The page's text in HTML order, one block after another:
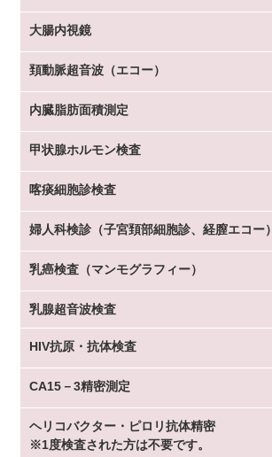
大腸内視鏡
頚動脈超音波（エコー）
内臓脂肪面積測定
甲状腺ホルモン検査
喀痰細胞診検査
婦人科検診（子宮頚部細胞診、経膣エコー）
乳癌検査（マンモグラフィー）
乳腺超音波検査
HIV抗原・抗体検査
CA15－3精密測定
ヘリコバクター・ピロリ抗体精密
※1度検査された方は不要です。